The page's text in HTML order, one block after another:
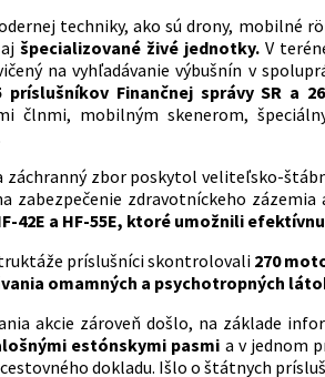
techniky, ako sú drony, mobilné
špecializované živé jednotky.V
na vyhľadávanie výbušnín v
príslušníkov Finančnej správy SR a
člnmi, mobilným skenerom,
záchranný zbor poskytol veliteľsko-
zabezpečenie zdravotníckeho zázemia
42E a HF-55E, ktoré umožnili
príslušníci skontrolovali 270
omamných a psychotropných
akcie zároveň došlo, na základe
estónskymi pasmi a v jednom
dokladu. Išlo o štátnych